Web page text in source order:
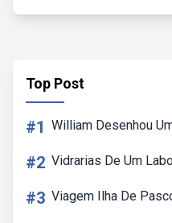
Top Post
#1 William Desenhou
#2 Vidrarias De Um
#3 Viagem Ilha De